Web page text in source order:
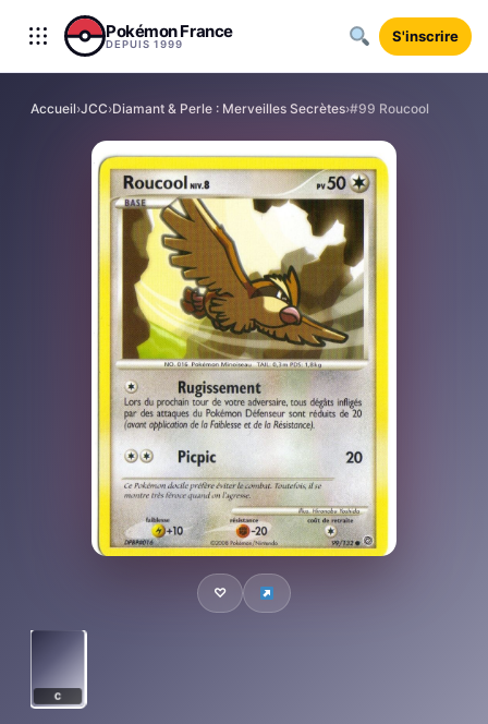
Aller au contenu
Pokémon France
DEPUIS 1999 S'inscrire
Accueil›JCC›Diamant & Perle : Merveilles Secrètes›#99 Roucool
♡
C